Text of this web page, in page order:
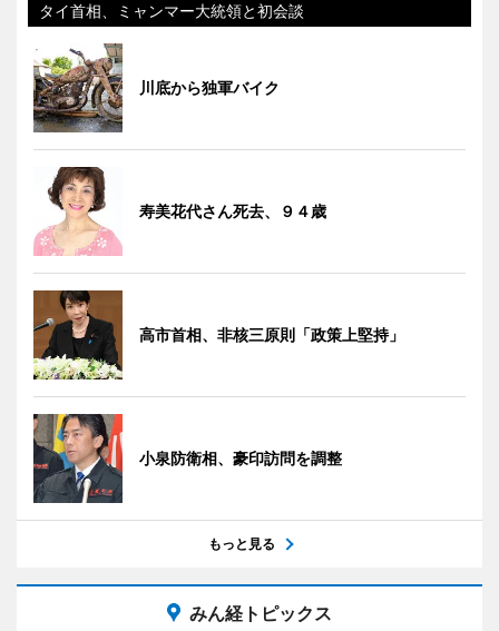
タイ首相、ミャンマー大統領と初会談
川底から独軍バイク
寿美花代さん死去、９４歳
高市首相、非核三原則「政策上堅持」
小泉防衛相、豪印訪問を調整
もっと見る
みん経トピックス